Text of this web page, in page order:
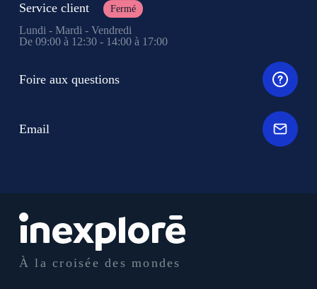
À la croisée des mondes
Service client Fermé
Lundi - Mardi - Vendredi
De 09:00 à 12:30 - 14:00 à 17:00
Foire aux questions
Email